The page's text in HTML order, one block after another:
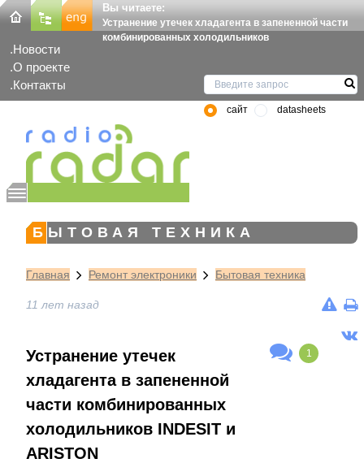
Вы читаете:
Устранение утечек хладагента в запененной части
комбинированных холодильников
Новости
О проекте
Контакты
сайт datasheets
БЫТОВАЯ ТЕХНИКА
Главная Ремонт электроники Бытовая техника
11 лет назад
Устранение утечек
хладагента в запененной
части комбинированных
холодильников INDESIT и
ARISTON
1